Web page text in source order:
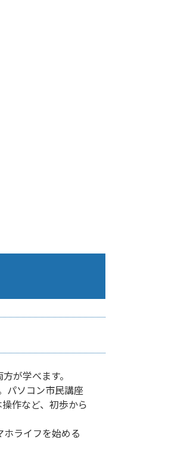
が学べます。
パソコン市民講座
作など、初歩から
ライフを始める